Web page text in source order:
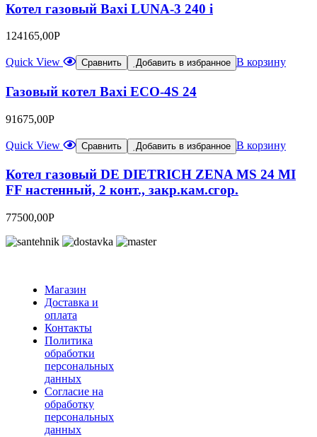
Котел газовый Baxi LUNA-3 240 i
124165,00Р
Quick View Сравнить Добавить в избранное В корзину
Газовый котел Baxi ECO-4S 24
91675,00Р
Quick View Сравнить Добавить в избранное В корзину
Котел газовый DE DIETRICH ZENA MS 24 MI
FF настенный, 2 конт., закр.кам.сгор.
77500,00Р
Магазин
Доставка и
оплата
Контакты
Политика
обработки
персональных
данных
Согласие на
обработку
персональных
данных